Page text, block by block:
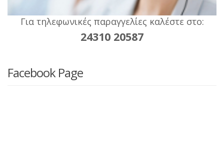
Για τηλεφωνικές παραγγελίες καλέστε στο:
24310 20587
Facebook Page